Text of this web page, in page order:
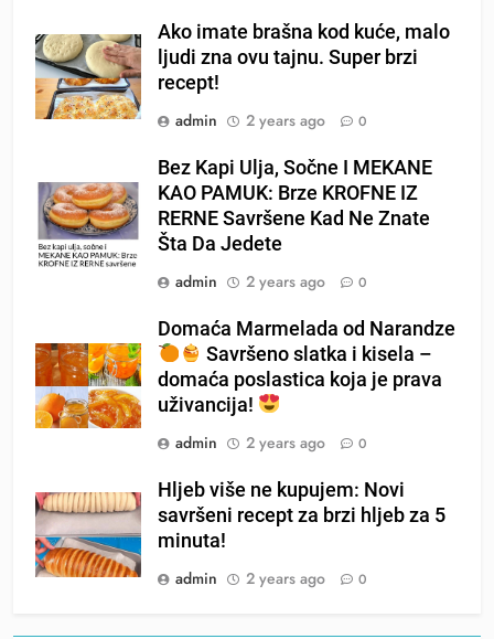
Ako imate brašna kod kuće, malo
ljudi zna ovu tajnu. Super brzi
recept!
admin
2 years ago 0
Bez Kapi Ulja, Sočne I MEKANE
KAO PAMUK: Brze KROFNE IZ
RERNE Savršene Kad Ne Znate
Šta Da Jedete
admin
2 years ago 0
Domaća Marmelada od Narandze
Savršeno slatka i kisela –
domaća poslastica koja je prava
uživancija!
admin
2 years ago 0
Hljeb više ne kupujem: Novi
savršeni recept za brzi hljeb za 5
minuta!
admin
2 years ago 0